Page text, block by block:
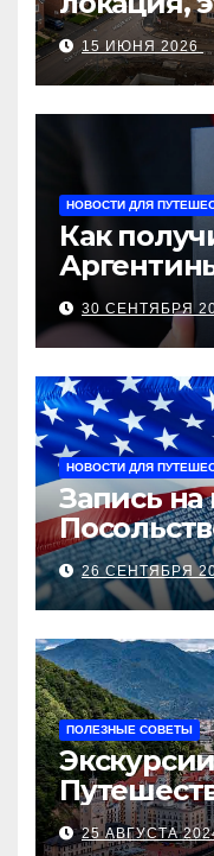
15 ИЮНЯ 2026
НОВОСТИ ДЛЯ
Как
30 СЕНТЯБРЯ
НОВОСТИ ДЛЯ
Запись на
26 СЕНТЯБРЯ
ПОЛЕЗНЫЕ СОВЕТЫ
25 АВГУСТА